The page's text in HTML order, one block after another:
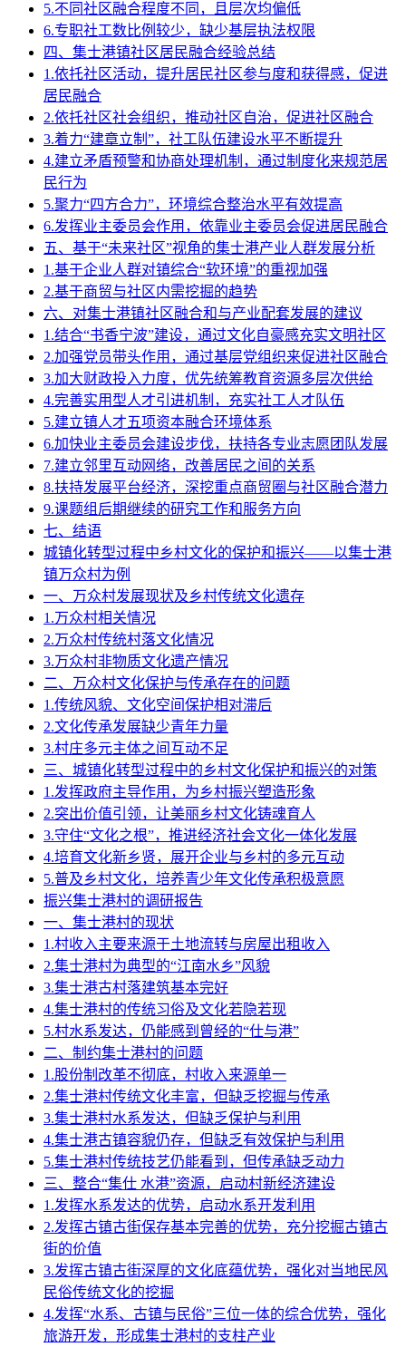
5.不同社区融合程度不同，且层次均偏低
6.专职社工数比例较少，缺少基层执法权限
四、集士港镇社区居民融合经验总结
1.依托社区活动，提升居民社区参与度和获得感，促进
居民融合
2.依托社区社会组织，推动社区自治，促进社区融合
3.着力“建章立制”，社工队伍建设水平不断提升
4.建立矛盾预警和协商处理机制，通过制度化来规范居
民行为
5.聚力“四方合力”，环境综合整治水平有效提高
6.发挥业主委员会作用，依靠业主委员会促进居民融合
五、基于“未来社区”视角的集士港产业人群发展分析
1.基于企业人群对镇综合“软环境”的重视加强
2.基于商贸与社区内需挖掘的趋势
六、对集士港镇社区融合和与产业配套发展的建议
1.结合“书香宁波”建设，通过文化自豪感充实文明社区
2.加强党员带头作用，通过基层党组织来促进社区融合
3.加大财政投入力度，优先统筹教育资源多层次供给
4.完善实用型人才引进机制，充实社工人才队伍
5.建立镇人才五项资本融合环境体系
6.加快业主委员会建设步伐，扶持各专业志愿团队发展
7.建立邻里互动网络，改善居民之间的关系
8.扶持发展平台经济，深挖重点商贸圈与社区融合潜力
9.课题组后期继续的研究工作和服务方向
七、结语
城镇化转型过程中乡村文化的保护和振兴——以集士港
镇万众村为例
一、万众村发展现状及乡村传统文化遗存
1.万众村相关情况
2.万众村传统村落文化情况
3.万众村非物质文化遗产情况
二、万众村文化保护与传承存在的问题
1.传统风貌、文化空间保护相对滞后
2.文化传承发展缺少青年力量
3.村庄多元主体之间互动不足
三、城镇化转型过程中的乡村文化保护和振兴的对策
1.发挥政府主导作用，为乡村振兴塑造形象
2.突出价值引领，让美丽乡村文化铸魂育人
3.守住“文化之根”，推进经济社会文化一体化发展
4.培育文化新乡贤，展开企业与乡村的多元互动
5.普及乡村文化，培养青少年文化传承积极意愿
振兴集士港村的调研报告
一、集士港村的现状
1.村收入主要来源于土地流转与房屋出租收入
2.集士港村为典型的“江南水乡”风貌
3.集士港古村落建筑基本完好
4.集士港村的传统习俗及文化若隐若现
5.村水系发达，仍能感到曾经的“仕与港”
二、制约集士港村的问题
1.股份制改革不彻底，村收入来源单一
2.集士港村传统文化丰富，但缺乏挖掘与传承
3.集士港村水系发达，但缺乏保护与利用
4.集士港古镇容貌仍存，但缺乏有效保护与利用
5.集士港村传统技艺仍能看到，但传承缺乏动力
三、整合“集仕 水港”资源，启动村新经济建设
1.发挥水系发达的优势，启动水系开发利用
2.发挥古镇古街保存基本完善的优势，充分挖掘古镇古
街的价值
3.发挥古镇古街深厚的文化底蕴优势，强化对当地民风
民俗传统文化的挖掘
4.发挥“水系、古镇与民俗”三位一体的综合优势，强化
旅游开发，形成集士港村的支柱产业